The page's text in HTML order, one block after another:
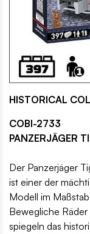
HISTORICAL
COBI-2733
PANZERJÄGER
Der Panzerjäger
ist einer der
Modell im
Bewegliche
spiegeln das